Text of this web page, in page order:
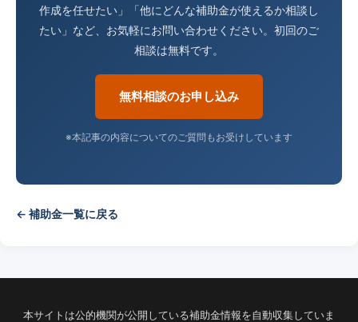
作成を任せたい」「他にどんな補助金が使えるか相談し
たい」など、お気軽にお問い合わせください。初回のご
相談は無料です。
無料相談のお申し込み
※本記事の内容についてのご質問もお受けしています
← 補助金一覧に戻る
本サイトは公的機関が公開している補助金情報を自動収集していま